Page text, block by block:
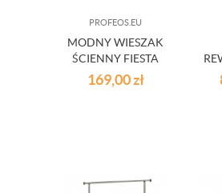
PROFEOS.EU
MODNY WIESZAK
ŚCIENNY FIESTA
169,00zł